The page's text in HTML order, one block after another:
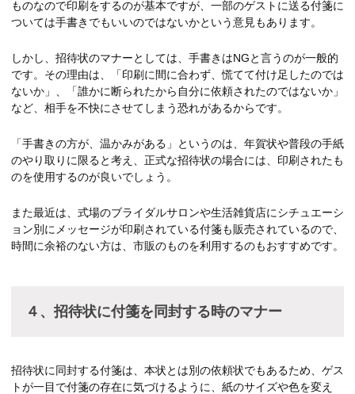
ものなので印刷をするのが基本ですが、一部のゲストに送る付箋に
ついては手書きでもいいのではないかという意見もあります。
しかし、招待状のマナーとしては、手書きはNGと言うのが一般的
です。その理由は、「印刷に間に合わず、慌てて付け足したのでは
ないか」、「誰かに断られたから自分に依頼されたのではないか」
など、相手を不快にさせてしまう恐れがあるからです。
「手書きの方が、温かみがある」というのは、年賀状や普段の手紙
のやり取りに限ると考え、正式な招待状の場合には、印刷されたも
のを使用するのが良いでしょう。
また最近は、式場のブライダルサロンや生活雑貨店にシチュエーシ
ョン別にメッセージが印刷されている付箋も販売されているので、
時間に余裕のない方は、市販のものを利用するのもおすすめです。
４、招待状に付箋を同封する時のマナー
招待状に同封する付箋は、本状とは別の依頼状でもあるため、ゲス
トが一目で付箋の存在に気づけるように、紙のサイズや色を変え